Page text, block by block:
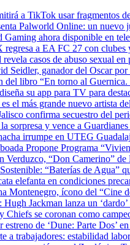
a TikTok usar fragmentos
Palworld Online: un nuevo
ahora disponible en
a EA FC 27 con clubes
casos de abuso sexual
Seidler, ganador del Oscar
del libro “En torno al
su app para TV para
el más grande nuevo artista
confirma secuestro del
sorpresa y vence a
irrumpe en UTEG
Propone Programa
Verduzco, “Don Camerino”
“Baterías de Agua”
elefanta en condiciones
Montenegro, ícono del “Cine
Hugh Jackman lanza un
Chiefs se coronan como
estreno de ‘Dune: Parte Dos’
a trabajadores: estabilidad